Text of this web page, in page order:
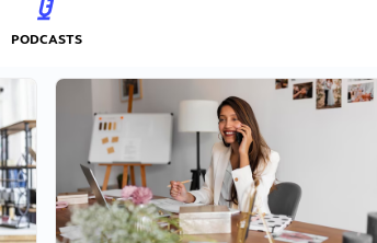
PODCASTS